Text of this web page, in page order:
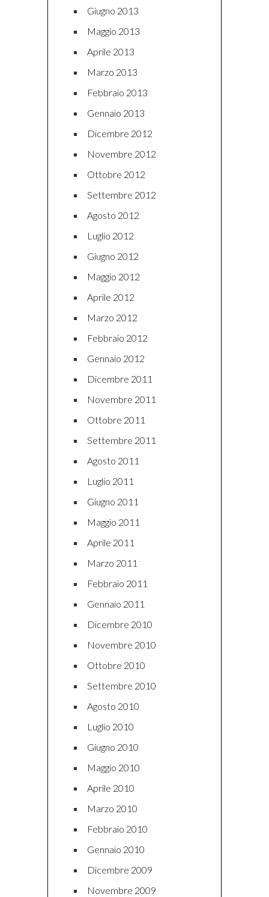
Giugno 2013
Maggio 2013
Aprile 2013
Marzo 2013
Febbraio 2013
Gennaio 2013
Dicembre 2012
Novembre 2012
Ottobre 2012
Settembre 2012
Agosto 2012
Luglio 2012
Giugno 2012
Maggio 2012
Aprile 2012
Marzo 2012
Febbraio 2012
Gennaio 2012
Dicembre 2011
Novembre 2011
Ottobre 2011
Settembre 2011
Agosto 2011
Luglio 2011
Giugno 2011
Maggio 2011
Aprile 2011
Marzo 2011
Febbraio 2011
Gennaio 2011
Dicembre 2010
Novembre 2010
Ottobre 2010
Settembre 2010
Agosto 2010
Luglio 2010
Giugno 2010
Maggio 2010
Aprile 2010
Marzo 2010
Febbraio 2010
Gennaio 2010
Dicembre 2009
Novembre 2009